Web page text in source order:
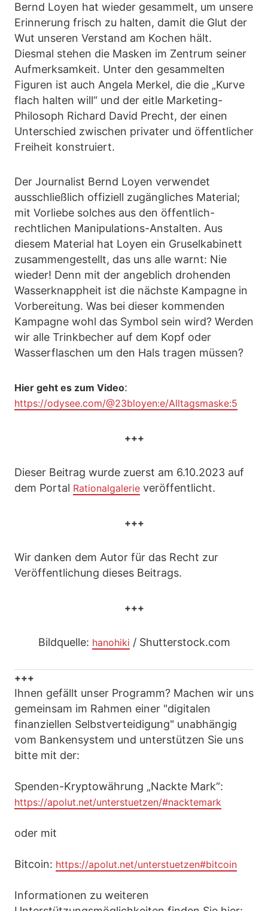
Bernd Loyen hat wieder gesammelt, um unsere
Erinnerung frisch zu halten, damit die Glut der
Wut unseren Verstand am Kochen hält.
Diesmal stehen die Masken im Zentrum seiner
Aufmerksamkeit. Unter den gesammelten
Figuren ist auch Angela Merkel, die die „Kurve
flach halten will“ und der eitle Marketing-
Philosoph Richard David Precht, der einen
Unterschied zwischen privater und öffentlicher
Freiheit konstruiert.
Der Journalist Bernd Loyen verwendet
ausschließlich offiziell zugängliches Material;
mit Vorliebe solches aus den öffentlich-
rechtlichen Manipulations-Anstalten. Aus
diesem Material hat Loyen ein Gruselkabinett
zusammengestellt, das uns alle warnt: Nie
wieder! Denn mit der angeblich drohenden
Wasserknappheit ist die nächste Kampagne in
Vorbereitung. Was bei dieser kommenden
Kampagne wohl das Symbol sein wird? Werden
wir alle Trinkbecher auf dem Kopf oder
Wasserflaschen um den Hals tragen müssen?
Hier geht es zum Video:
https://odysee.com/@23bloyen:e/Alltagsmaske:5
+++
Dieser Beitrag wurde zuerst am 6.10.2023 auf
dem Portal Rationalgalerie veröffentlicht.
+++
Wir danken dem Autor für das Recht zur
Veröffentlichung dieses Beitrags.
+++
Bildquelle: hanohiki / Shutterstock.com
+++
Ihnen gefällt unser Programm? Machen wir uns
gemeinsam im Rahmen einer "digitalen
finanziellen Selbstverteidigung" unabhängig
vom Bankensystem und unterstützen Sie uns
bitte mit der:
Spenden-Kryptowährung „Nackte Mark“:
https://apolut.net/unterstuetzen/#nacktemark
oder mit
Bitcoin: https://apolut.net/unterstuetzen#bitcoin
Informationen zu weiteren